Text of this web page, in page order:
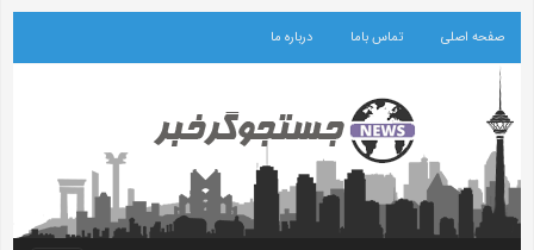
صفحه اصلی تماس باما درباره ما